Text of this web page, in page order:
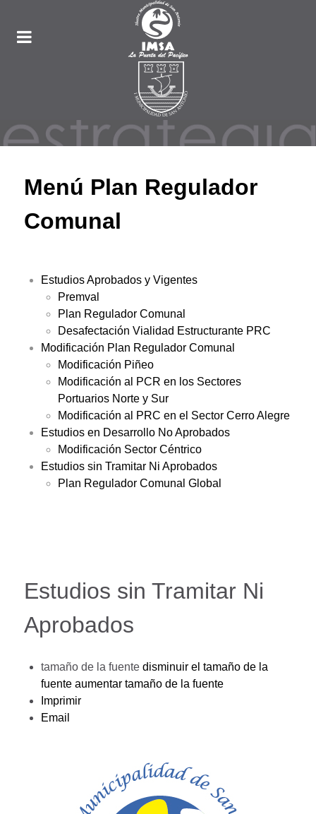
Menú Plan Regulador
Comunal
Estudios Aprobados y Vigentes
Premval
Plan Regulador Comunal
Desafectación Vialidad Estructurante PRC
Modificación Plan Regulador Comunal
Modificación Piñeo
Modificación al PCR en los Sectores
Portuarios Norte y Sur
Modificación al PRC en el Sector Cerro Alegre
Estudios en Desarrollo No Aprobados
Modificación Sector Céntrico
Estudios sin Tramitar Ni Aprobados
Plan Regulador Comunal Global
Estudios sin Tramitar Ni
Aprobados
tamaño de la fuente disminuir el tamaño de la
fuente aumentar tamaño de la fuente
Imprimir
Email